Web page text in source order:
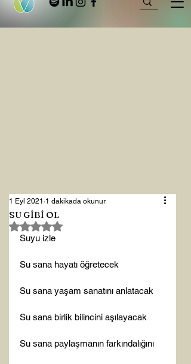
SU GİBİ OL
1 Eyl 2021 1 dakikada okunur
5 üzerinden NaN yıldız
Suyu izle
Su sana hayatı öğretecek
Su sana yaşam sanatını anlatacak
Su sana birlik bilincini aşılayacak
Su sana paylaşmanın farkındalığını